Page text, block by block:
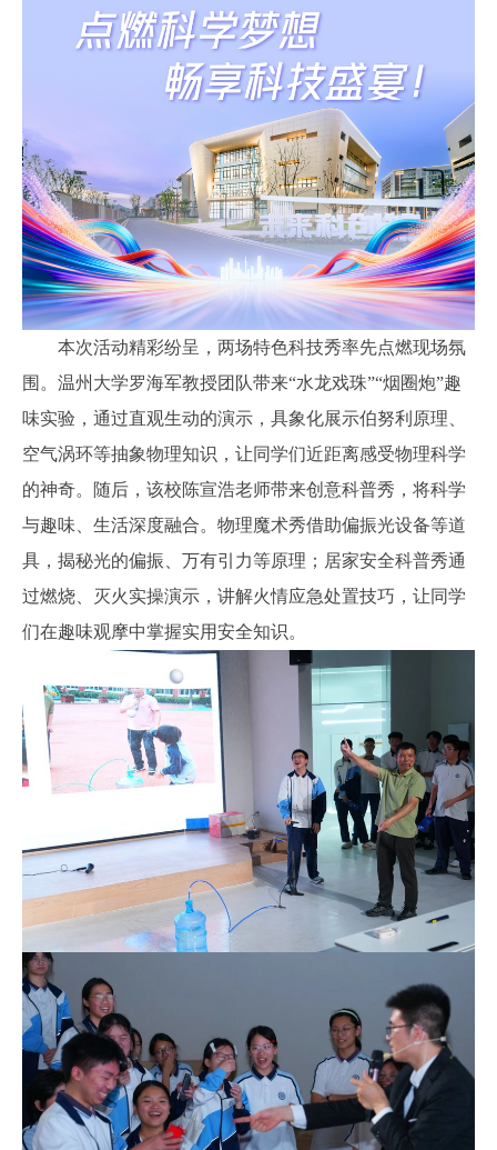
本次活动精彩纷呈，两场特色科技秀率先点燃现场氛
围。温州大学罗海军教授团队带来“水龙戏珠”“烟圈炮”趣
味实验，通过直观生动的演示，具象化展示伯努利原理、
空气涡环等抽象物理知识，让同学们近距离感受物理科学
的神奇。随后，该校陈宣浩老师带来创意科普秀，将科学
与趣味、生活深度融合。物理魔术秀借助偏振光设备等道
具，揭秘光的偏振、万有引力等原理；居家安全科普秀通
过燃烧、灭火实操演示，讲解火情应急处置技巧，让同学
们在趣味观摩中掌握实用安全知识。